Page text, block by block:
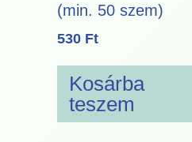
(min. 50 szem)
530 Ft
Kosárba
teszem